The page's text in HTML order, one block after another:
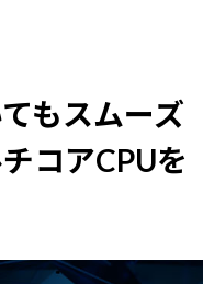
もスムーズ
コアCPUを